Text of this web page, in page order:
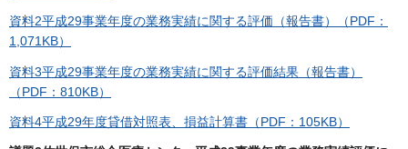
資料2平成29事業年度の業務実績に関する評価（報告書）（PDF：
1,071KB）
資料3平成29事業年度の業務実績に関する評価結果（報告書）
（PDF：810KB）
資料4平成29年度貸借対照表、損益計算書（PDF：105KB）